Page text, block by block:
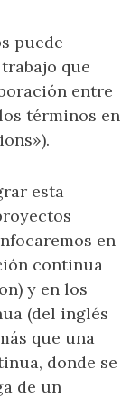
puede
que
entre
términos en
esta
en
continua
y en los
(del inglés
que una
donde se
de un